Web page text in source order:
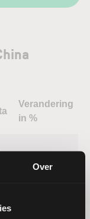
Over
Verandering
in %